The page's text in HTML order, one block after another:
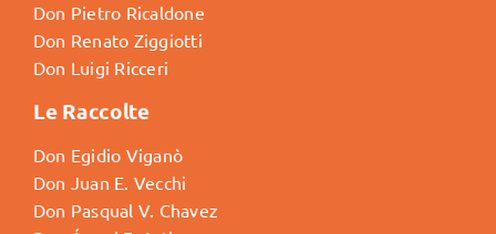
Don Pietro Ricaldone
Don Renato Ziggiotti
Don Luigi Ricceri
Le Raccolte
Don Egidio Viganò
Don Juan E. Vecchi
Don Pasqual V. Chavez